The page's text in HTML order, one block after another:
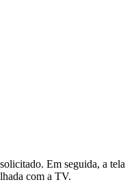
Em seguida, a tela
com a TV.